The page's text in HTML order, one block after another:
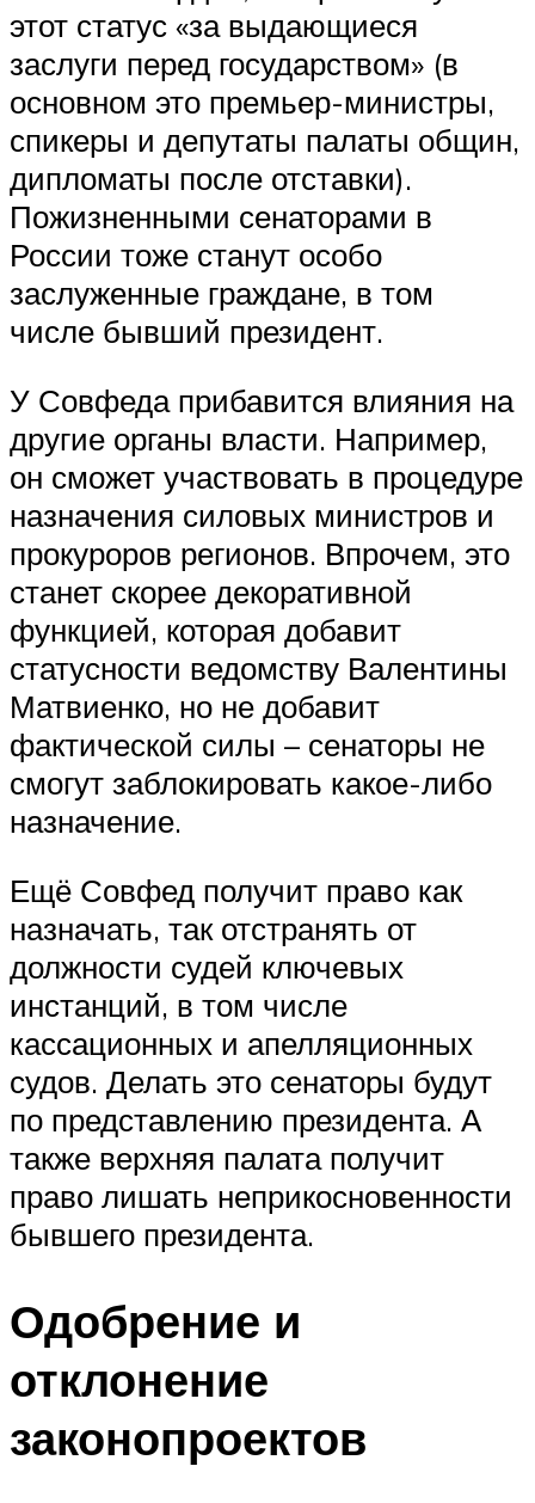
этот статус «за выдающиеся
заслуги перед государством» (в
основном это премьер-министры,
спикеры и депутаты палаты общин,
дипломаты после отставки).
Пожизненными сенаторами в
России тоже станут особо
заслуженные граждане, в том
числе бывший президент.
У Совфеда прибавится влияния на
другие органы власти. Например,
он сможет участвовать в процедуре
назначения силовых министров и
прокуроров регионов. Впрочем, это
станет скорее декоративной
функцией, которая добавит
статусности ведомству Валентины
Матвиенко, но не добавит
фактической силы – сенаторы не
смогут заблокировать какое-либо
назначение.
Ещё Совфед получит право как
назначать, так отстранять от
должности судей ключевых
инстанций, в том числе
кассационных и апелляционных
судов. Делать это сенаторы будут
по представлению президента. А
также верхняя палата получит
право лишать неприкосновенности
бывшего президента.
Одобрение и
отклонение
законопроектов